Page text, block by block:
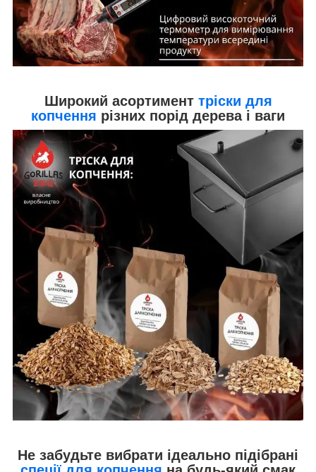
Широкий асортимент тріски для
копчення різних порід дерева і ваги
Не забудьте вибрати ідеально підібрані